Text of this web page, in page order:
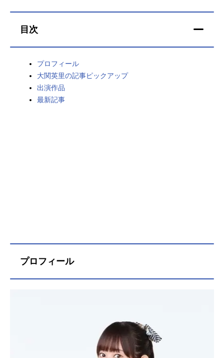
今期アニメ曜日別一覧
春アニメ
男性声優/女性声優一覧
目次
プロフィール
大関英里の記事ピックアップ
出演作品
最新記事
プロフィール